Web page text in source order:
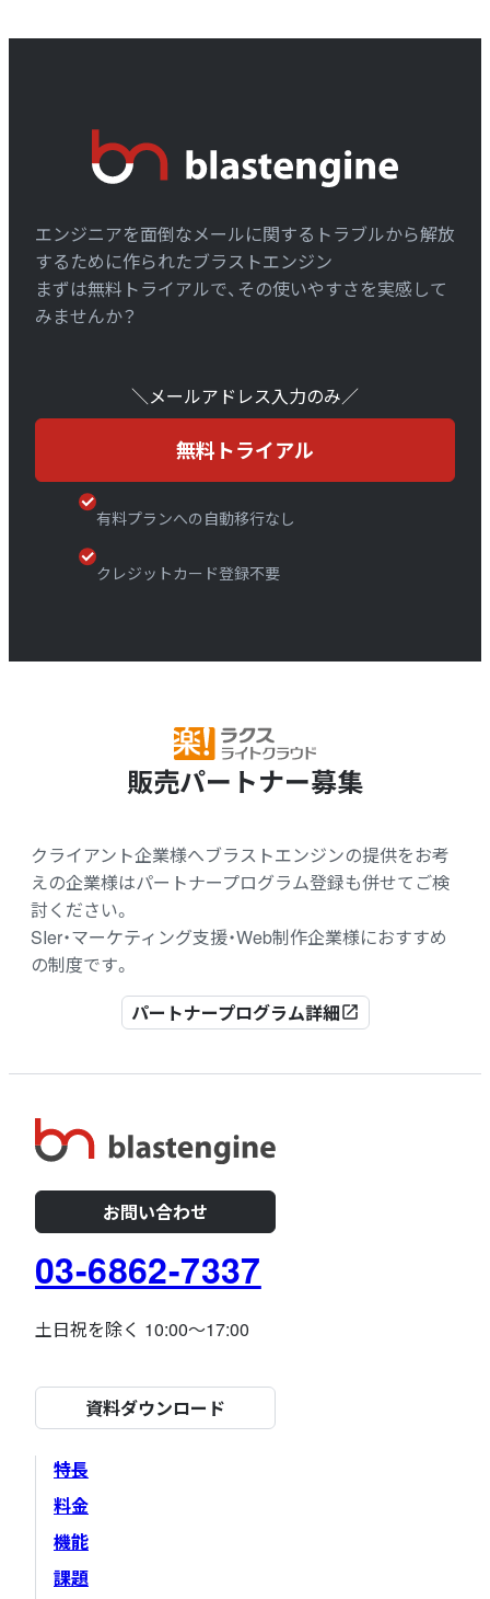
エンジニアを面倒なメールに関するトラブルから解放
するために作られたブラストエンジン
まずは無料トライアルで、その使いやすさを実感して
みませんか？
＼メールアドレス入力のみ／
無料トライアル
有料プランへの自動移行なし
クレジットカード登録不要
販売パートナー募集
クライアント企業様へブラストエンジンの提供をお考
えの企業様はパートナープログラム登録も併せてご検
討ください。
SIer・マーケティング支援・Web制作企業様におすすめ
の制度です。
パートナープログラム詳細open_in_new
お問い合わせ
03-6862-7337
土日祝を除く 10:00～17:00
資料ダウンロード
特長
料金
機能
課題